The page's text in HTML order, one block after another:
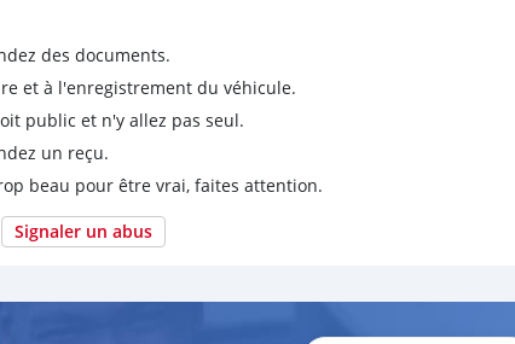
des documents.
et à l'enregistrement du véhicule.
public et n'y allez pas seul.
un reçu.
beau pour être vrai, faites attention.
Signaler un abus